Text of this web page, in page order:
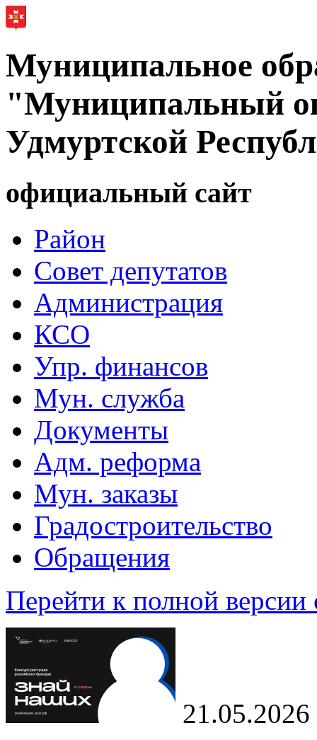
Муниципальное
"Муниципальный
Удмуртской
официальный сайт
Район
Совет депутатов
Администрация
КСО
Упр. финансов
Мун. служба
Документы
Адм. реформа
Мун. заказы
Градостроительство
Обращения
Перейти к полной версии
21.05.2026